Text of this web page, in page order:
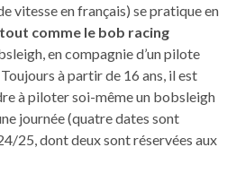
vitesse en français) se pratique en
comme le bob racing
en compagnie d’un pilote
à partir de 16 ans, il est
à piloter soi-même un bobsleigh
journée (quatre dates sont
25, dont deux sont réservées aux